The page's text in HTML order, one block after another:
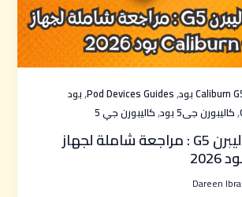
Caliburn
,
Pod Devices Guides
,بود
,كاليبورن جى5 بود ,كاليبورن جي 5
مواصفات كاليبرن G5 : مراجعة شاملة لجهاز
Dareen